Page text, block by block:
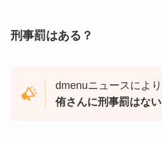
刑事罰はある？
dmenuニュースによ
侑さんに刑事罰はない